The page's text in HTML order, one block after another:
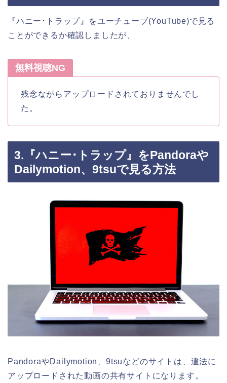
『ハニー･トラップ』をユーチューブ(YouTube)で見る
ことができるか確認しましたが、
無料視聴NG
残念ながらアップロードされておりませんでし
た。
3.『ハニー･トラップ』をPandoraや
Dailymotion、9tsuで見る方法
PandoraやDailymotion、9tsuなどのサイトは、違法に
アップロードされた動画の共有サイトになります。